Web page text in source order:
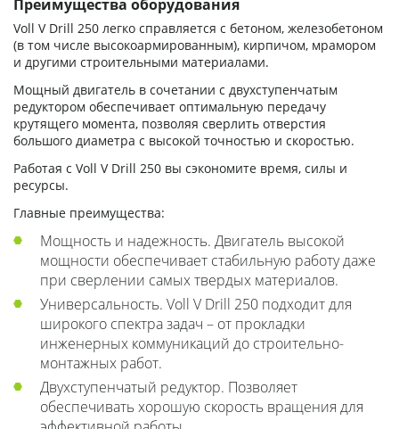
Преимущества оборудования
Voll V Drill 250 легко справляется с бетоном, железобетоном
(в том числе высокоармированным), кирпичом, мрамором
и другими строительными материалами.
Мощный двигатель в сочетании с двухступенчатым
редуктором обеспечивает оптимальную передачу
крутящего момента, позволяя сверлить отверстия
большого диаметра с высокой точностью и скоростью.
Работая с Voll V Drill 250 вы сэкономите время, силы и
ресурсы.
Главные преимущества:
Мощность и надежность. Двигатель высокой
мощности обеспечивает стабильную работу даже
при сверлении самых твердых материалов.
Универсальность. Voll V Drill 250 подходит для
широкого спектра задач – от прокладки
инженерных коммуникаций до строительно-
монтажных работ.
Двухступенчатый редуктор. Позволяет
обеспечивать хорошую скорость вращения для